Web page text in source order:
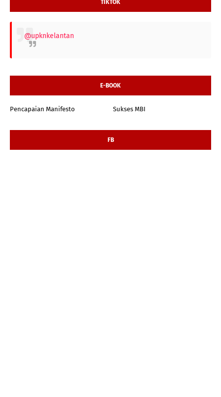
TIKTOK
@upknkelantan
E-BOOK
Pencapaian Manifesto Sukses MBI
FB